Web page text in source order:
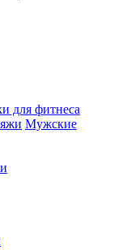
для фитнеса
Мужские